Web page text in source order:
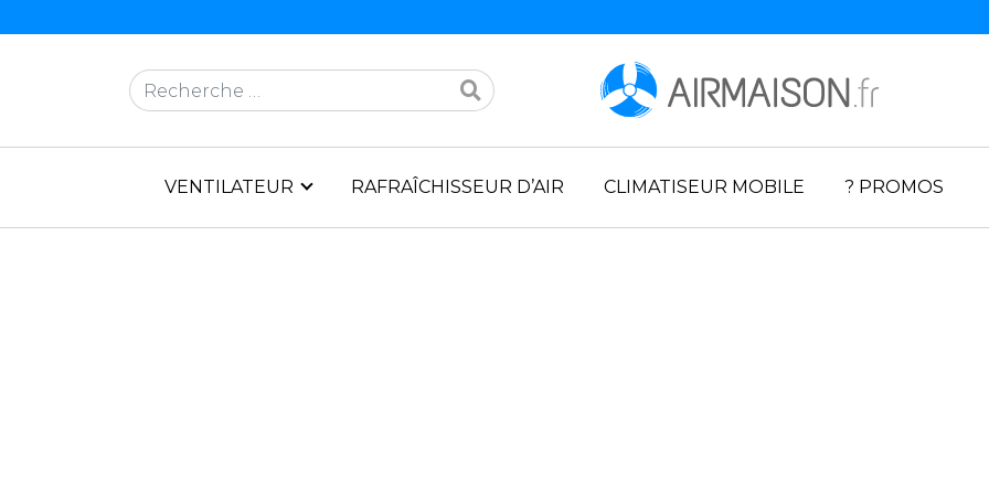
Rechercher
VENTILATEUR RAFRAÎCHISSEUR D’AIR CLIMATISEUR MOBILE ? PROMOS